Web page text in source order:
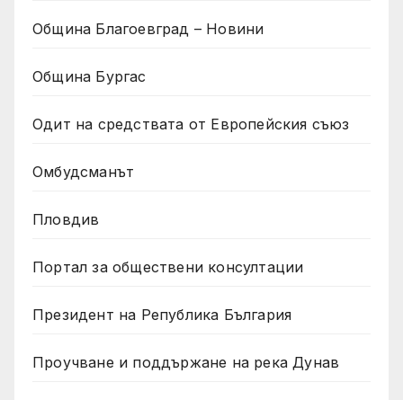
Община Благоевград – Новини
Община Бургас
Одит на средствата от Европейския съюз
Омбудсманът
Пловдив
Портал за обществени консултации
Президент на Република България
Проучване и поддържане на река Дунав